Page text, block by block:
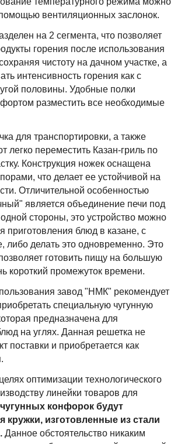
вентиляционных заслонок.
на 2 сегмента, что позволяет
горения после использования
чистоту на дачном участке, а
интенсивность горения как с
половины. Удобные полки
разместить все необходимые
для транспортировки, а также
легко переместить Казан-гриль по
Конструкция ножек оснащена
что делает ее устойчивой на
Отличительной особенностью
является объединение печи под
стороны, это устройство можно
приготовления блюд в казане, с
либо делать это одновременно. Это
готовить пищу на большую
короткий промежуток времени.
завод "НМК" рекомендует
специальную чугунную
предназначена для
на углях. Данная решетка не
поставки и приобретается как
оптимизации технологического
линейки товаров для
конфорок будут
кружки, изготовленные из стали
Данное обстоятельство никаким